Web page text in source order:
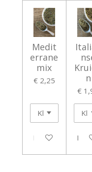
Medit
errane
mix
€ 2,25
In winkelwagen
n
€
In